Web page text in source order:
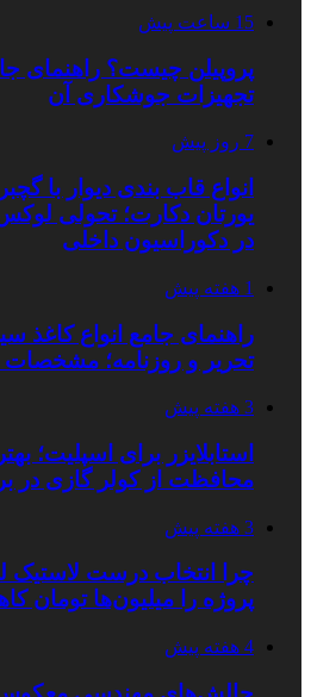
15 ساعت پیش
پروپیلن چیست؟ راهنمای
تجهیزات جوشکاری آن
7 روز پیش
انواع قاب بندی دیوار با
یورتان دکارت؛ تحولی
در دکوراسیون داخلی
1 هفته پیش
راهنمای جامع انواع کاغذ
تحریر و روزنامه؛ مشخصات
3 هفته پیش
استابلایزر برای اسپلیت؛
محافظت از کولر گازی در
3 هفته پیش
چرا انتخاب درست لاستیک
پروژه را میلیون‌ها تومان
4 هفته پیش